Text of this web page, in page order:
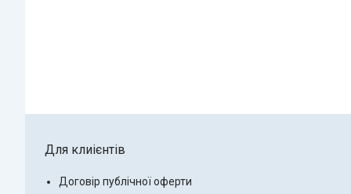
Для клиієнтів
Договір публічної оферти